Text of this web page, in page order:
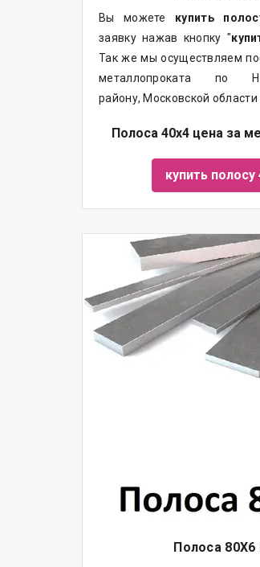
Вы можете купить
заявку нажав кнопку "
Так же мы осуществляем
металлопроката по
району, Московской
Полоса 40х4 цена за
купить полосу
Полоса